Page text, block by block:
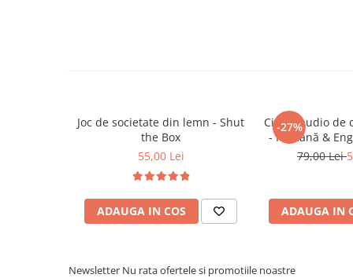
Dezvolta vocabularul in romana si engleza
Antreneaza motricitatea fina si coordonarea
Incurajeaza invatarea prin joaca activa
Ideal pentru:
Parinti care vor sa le ofere copiilor jocuri cu
Joc de societate din lemn - Shut
the Box
55,00 Lei
ADAUGA IN COS
-27%
Cititor audio de
- Română &
(224 carduri /
79,00 Lei
ADAUGA IN
Newsletter Nu rata ofertele si promotiile noastre